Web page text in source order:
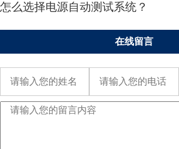
怎么选择电源自动测试系统？
在线留言